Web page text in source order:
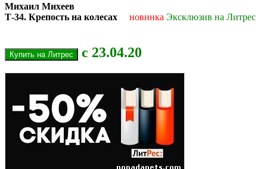
Михаил Михеев
Т-34. Крепость на колесах
новинка Эксклюзив на Литрес
с 23.04.20